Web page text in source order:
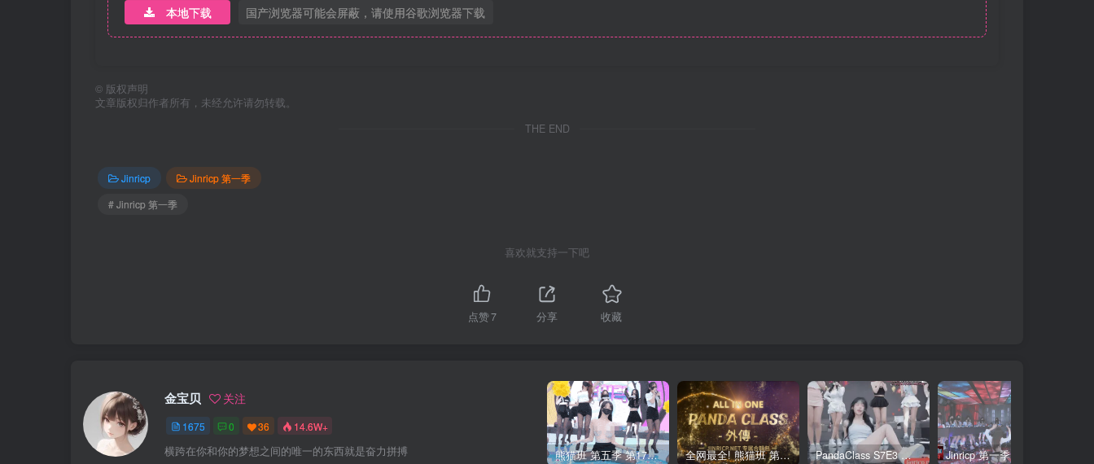
本地下载 国产浏览器可能会屏蔽，请使用谷歌浏览器下载
© 版权声明
文章版权归作者所有，未经允许请勿转载。
THE END
Jinricp
Jinricp 第一季
# Jinricp 第一季
喜欢就支持一下吧
点赞7 分享 收藏
金宝贝 关注
1675 0 36 14.6W+
横跨在你和你的梦想之间的唯一的东西就是奋力拼搏 熊猫班 第五季 第17期 最终职级赛&完结 全网最全! 熊猫班 第6季 外传 SpinOff 全集 All in one 合集版 中英韩简繁字幕外挂版 PandaClass S7E3 熊猫班 第7季 第3期 二十一点日 中英韩简繁字幕